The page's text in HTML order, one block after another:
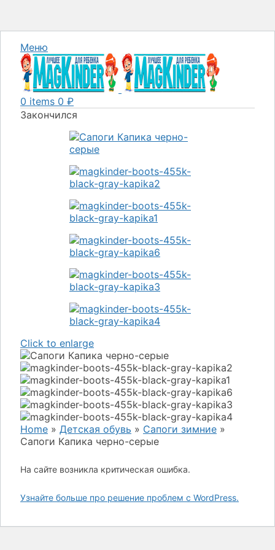
Меню
0 items 0 ₽
Закончился
Click to enlarge
Home » Детская обувь » Сапоги зимние »
Сапоги Капика черно-серые
На сайте возникла критическая ошибка.
Узнайте больше про решение проблем с WordPress.